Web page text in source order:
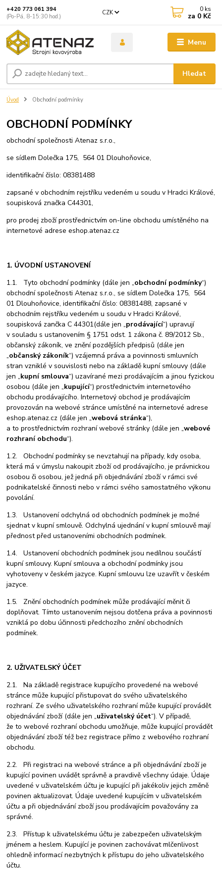
Menu
CZK
Hledat
+420 773 061 394
(Po-Pá, 8-15:30 hod.)
0 ks
za 0 Kč
Úvod Obchodní podmínky
OBCHODNÍ PODMÍNKY
obchodní společnosti Atenaz s.r.o.,
se sídlem Dolečka 175, 564 01 Dlouhoňovice,
identifikační číslo: 08381488
zapsané v obchodním rejstříku vedeném u soudu v Hradci Králové,
soupisková značka C44301,
pro prodej zboží prostřednictvím on-line obchodu umístěného na
internetové adrese eshop.atenaz.cz
1. ÚVODNÍ USTANOVENÍ
1.1. Tyto obchodní podmínky (dále jen „obchodní podmínky“)
obchodní společnosti Atenaz s.r.o., se sídlem Dolečka 175, 564
01 Dlouhoňovice, identifikační číslo: 08381488, zapsané v
obchodním rejstříku vedeném u soudu v Hradci Králové,
soupisková zančka C 44301(dále jen „prodávající“) upravují
v souladu s ustanovením § 1751 odst. 1 zákona č. 89/2012 Sb.,
občanský zákoník, ve znění pozdějších předpisů (dále jen
„občanský zákoník“) vzájemná práva a povinnosti smluvních
stran vzniklé v souvislosti nebo na základě kupní smlouvy (dále
jen „kupní smlouva“) uzavírané mezi prodávajícím a jinou fyzickou
osobou (dále jen „kupující“) prostřednictvím internetového
obchodu prodávajícího. Internetový obchod je prodávajícím
provozován na webové stránce umístěné na internetové adrese
eshop.atenaz.cz (dále jen „webová stránka“),
a to prostřednictvím rozhraní webové stránky (dále jen „webové
rozhraní obchodu“).
1.2. Obchodní podmínky se nevztahují na případy, kdy osoba,
která má v úmyslu nakoupit zboží od prodávajícího, je právnickou
osobou či osobou, jež jedná při objednávání zboží v rámci své
podnikatelské činnosti nebo v rámci svého samostatného výkonu
povolání.
1.3. Ustanovení odchylná od obchodních podmínek je možné
sjednat v kupní smlouvě. Odchylná ujednání v kupní smlouvě mají
přednost před ustanoveními obchodních podmínek.
1.4. Ustanovení obchodních podmínek jsou nedílnou součástí
kupní smlouvy. Kupní smlouva a obchodní podmínky jsou
vyhotoveny v českém jazyce. Kupní smlouvu lze uzavřít v českém
jazyce.
1.5. Znění obchodních podmínek může prodávající měnit či
doplňovat. Tímto ustanovením nejsou dotčena práva a povinnosti
vzniklá po dobu účinnosti předchozího znění obchodních
podmínek.
2. UŽIVATELSKÝ ÚČET
2.1. Na základě registrace kupujícího provedené na webové
stránce může kupující přistupovat do svého uživatelského
rozhraní. Ze svého uživatelského rozhraní může kupující provádět
objednávání zboží (dále jen „uživatelský účet“). V případě,
že to webové rozhraní obchodu umožňuje, může kupující provádět
objednávání zboží též bez registrace přímo z webového rozhraní
obchodu.
2.2. Při registraci na webové stránce a při objednávání zboží je
kupující povinen uvádět správně a pravdivě všechny údaje. Údaje
uvedené v uživatelském účtu je kupující při jakékoliv jejich změně
povinen aktualizovat. Údaje uvedené kupujícím v uživatelském
účtu a při objednávání zboží jsou prodávajícím považovány za
správné.
2.3. Přístup k uživatelskému účtu je zabezpečen uživatelským
jménem a heslem. Kupující je povinen zachovávat mlčenlivost
ohledně informací nezbytných k přístupu do jeho uživatelského
účtu.